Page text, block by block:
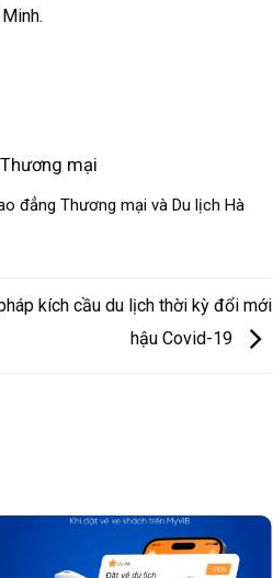
mại
đẳng Thương mại và Du lịch Hà
kích cầu du lịch thời kỳ đổi mới
hậu Covid-19